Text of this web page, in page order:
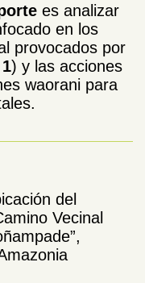
es analizar
en los
provocados por
) y las acciones
waorani para
del
Vecinal